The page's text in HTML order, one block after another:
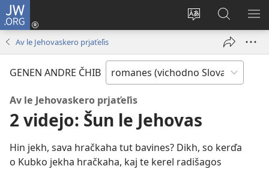
JW.ORG
Te
prekerel
Dža
andre
window)
Rode
pro
JW.ORG
Av le Jehovaskero prjaťeľis
GENEN ANDRE ČHIB
Av le Jehovaskero prjaťeľis
2 videjo: Šun le Jehovas
Hin jekh, sava hračkaha tut bavines? Dikh, so kerďa
o Kubko jekha hračkaha, kaj te kerel radišagos